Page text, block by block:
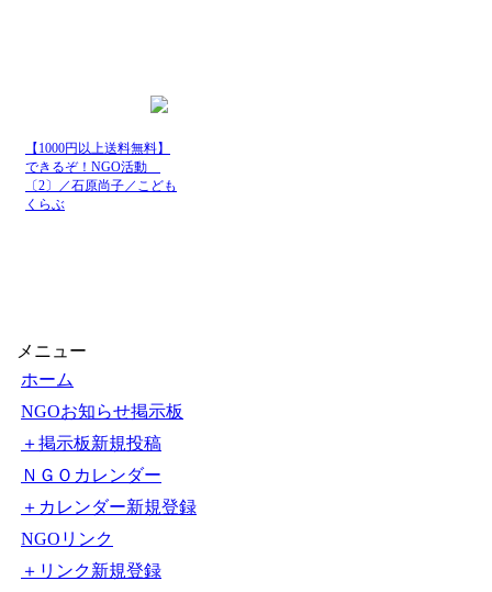
【1000円以上送料無料】
できるぞ！NGO活動
〔2〕／石原尚子／こども
くらぶ
メニュー
ホーム
NGOお知らせ掲示板
＋掲示板新規投稿
ＮＧＯカレンダー
＋カレンダー新規登録
NGOリンク
＋リンク新規登録